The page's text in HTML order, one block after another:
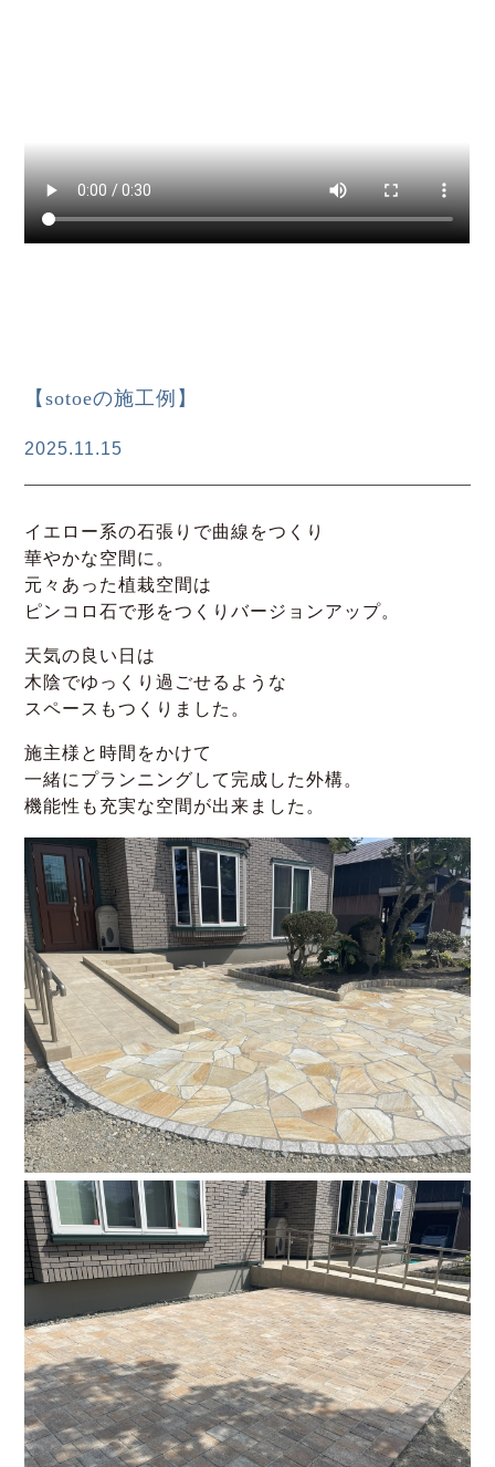
【sotoeの施工例】
2025.11.15
イエロー系の石張りで曲線をつくり
華やかな空間に。
元々あった植栽空間は
ピンコロ石で形をつくりバージョンアップ。
天気の良い日は
木陰でゆっくり過ごせるような
スペースもつくりました。
施主様と時間をかけて
一緒にプランニングして完成した外構。
機能性も充実な空間が出来ました。